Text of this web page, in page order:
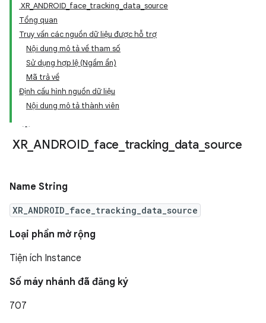
XR_ANDROID_face_tracking_data_source
Tổng quan
Truy vấn các nguồn dữ liệu được hỗ trợ
Nội dung mô tả về tham số
Sử dụng hợp lệ (Ngầm ẩn)
Mã trả về
Định cấu hình nguồn dữ liệu
Nội dung mô tả thành viên
XR_ ANDROID_ face tracking_ data_source
Name String
XR_ANDROID_face_tracking_data_source
Loại phần mở rộng
Tiện ích Instance
Số máy nhánh đã đăng ký
707